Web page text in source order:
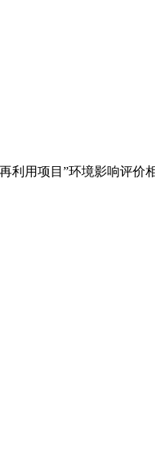
利用项目”环境影响评价